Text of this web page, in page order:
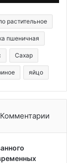
растительное
пшеничная
Сахар
яйцо
Комментарии